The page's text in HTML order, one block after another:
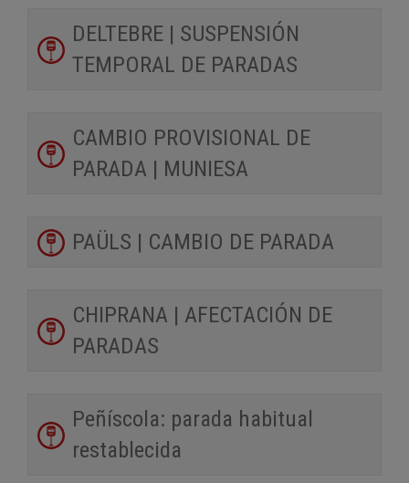
DELTEBRE | SUSPENSIÓN
TEMPORAL DE PARADAS
CAMBIO PROVISIONAL DE
PARADA | MUNIESA
PAÜLS | CAMBIO DE PARADA
CHIPRANA | AFECTACIÓN DE
PARADAS
Peñíscola: parada habitual
restablecida